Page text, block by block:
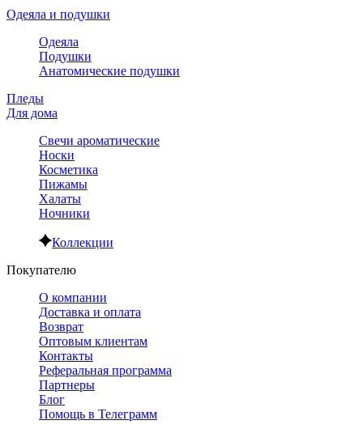
Одеяла и подушки
Одеяла
Подушки
Анатомические подушки
Пледы
Для дома
Свечи ароматические
Носки
Косметика
Пижамы
Халаты
Ночники
Коллекции
Покупателю
О компании
Доставка и оплата
Возврат
Оптовым клиентам
Контакты
Реферальная программа
Партнеры
Блог
Помощь в Телеграмм